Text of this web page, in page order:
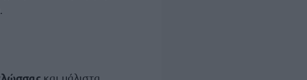
και μάλιστα